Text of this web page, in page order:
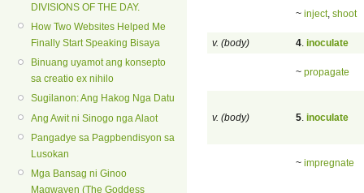
DIVISIONS OF THE DAY.
How Two Websites Helped Me
Finally Start Speaking Bisaya
Binuang uyamot ang konsepto
sa creatio ex nihilo
Sugilanon: Ang Hakog Nga Datu
Ang Awit ni Sinogo nga Alaot
Pangadye sa Pagpbendisyon sa
Lusokan
Mga Bansag ni Ginoo
Magwayen (The Goddess
~ inject, shoot
v. (body) 4 inoculate
~ propagate
v. (body) 5 inoculate
~ impregnate